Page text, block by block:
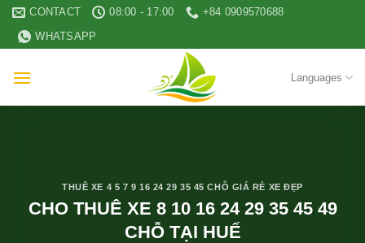
Skip
content
CONTACT 08:00 - 17:00
+84 0909570688
WHATSAPP
Languages
THUÊ XE 4 5 7 9 16 24 29 35 45 CHỖ GIÁ RẺ XE ĐẸP
CHO THUÊ XE 8 10 16 24 29 35 45 49
CHỖ TẠI HUẾ